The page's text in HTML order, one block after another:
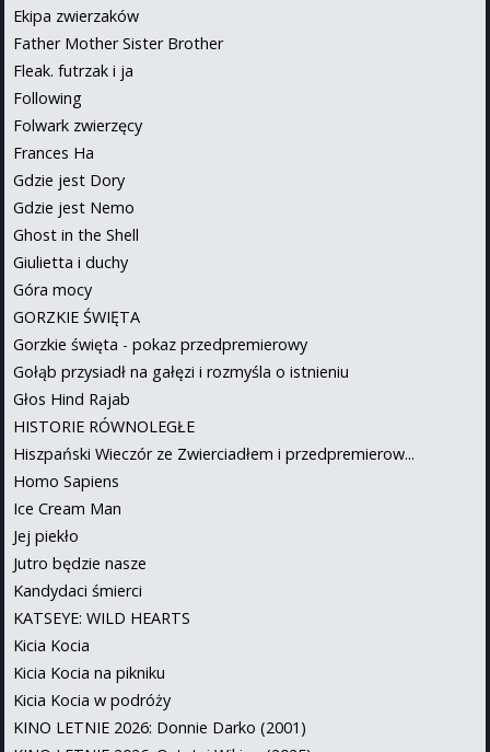
Ekipa zwierzaków
Father Mother Sister Brother
Fleak. futrzak i ja
Following
Folwark zwierzęcy
Frances Ha
Gdzie jest Dory
Gdzie jest Nemo
Ghost in the Shell
Giulietta i duchy
Góra mocy
GORZKIE ŚWIĘTA
Gorzkie święta - pokaz przedpremierowy
Gołąb przysiadł na gałęzi i rozmyśla o istnieniu
Głos Hind Rajab
HISTORIE RÓWNOLEGŁE
Hiszpański Wieczór ze Zwierciadłem i przedpremierow...
Homo Sapiens
Ice Cream Man
Jej piekło
Jutro będzie nasze
Kandydaci śmierci
KATSEYE: WILD HEARTS
Kicia Kocia
Kicia Kocia na pikniku
Kicia Kocia w podróży
KINO LETNIE 2026: Donnie Darko (2001)